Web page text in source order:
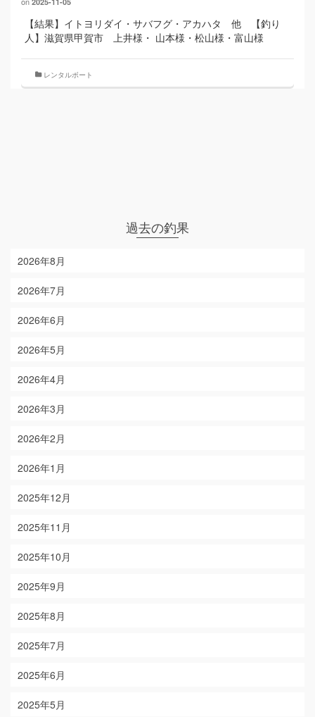
【結果】イトヨリダイ・サバフグ・アカハタ 他 【釣り
人】滋賀県甲賀市 上井様・ 山本様・松山様・富山様
レンタルボート
過去の釣果
2026年8月
2026年7月
2026年6月
2026年5月
2026年4月
2026年3月
2026年2月
2026年1月
2025年12月
2025年11月
2025年10月
2025年9月
2025年8月
2025年7月
2025年6月
2025年5月